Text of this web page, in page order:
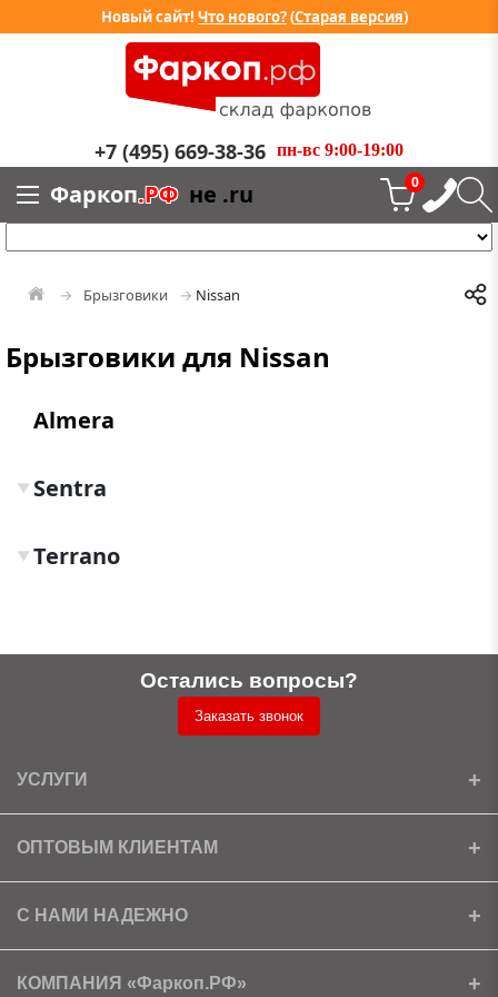
Новый сайт! Что нового?(Старая версия)
+7 (495) 669-38-36 пн-вс 9:00-19:00
Фаркоп.РФ не .ru 0
Брызговики Nissan
Брызговики для Nissan
Almera
Sentra
▼
Terrano
▼
Остались вопросы?
Заказать звонок
УСЛУГИ
Установка
Доставка
ОПТОВЫМ КЛИЕНТАМ
Ищем партнеров
Скачать прайс
С НАМИ НАДЕЖНО
Сертификаты
КОМПАНИЯ «Фаркоп.РФ»